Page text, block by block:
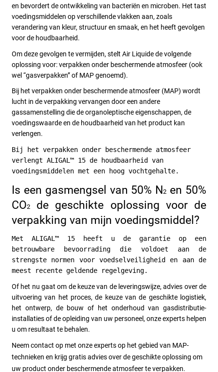
en bevordert de ontwikkeling van bacteriën en microben. Het tast
voedingsmiddelen op verschillende vlakken aan, zoals
verandering van kleur, structuur en smaak, en het heeft gevolgen
voor de houdbaarheid.
Om deze gevolgen te vermijden, stelt Air Liquide de volgende
oplossing voor: verpakken onder beschermende atmosfeer (ook
wel “gasverpakken” of MAP genoemd).
Bij het verpakken onder beschermende atmosfeer (MAP) wordt
lucht in de verpakking vervangen door een andere
gassamenstelling die de organoleptische eigenschappen, de
voedingswaarde en de houdbaarheid van het product kan
verlengen.
Bij het verpakken onder beschermende atmosfeer
verlengt ALIGAL™ 15 de houdbaarheid van
voedingsmiddelen met een hoog vochtgehalte.
Is een gasmengsel van 50% N2 en 50%
CO2
de geschikte oplossing voor de
verpakking van mijn voedingsmiddel?
Met ALIGAL™ 15 heeft u de garantie op een
betrouwbare bevoorrading die voldoet aan de
strengste normen voor voedselveiligheid en aan de
meest recente geldende regelgeving.
Of het nu gaat om de keuze van de leveringswijze, advies over de
uitvoering van het proces, de keuze van de geschikte logistiek,
het ontwerp, de bouw of het onderhoud van gasdistributie-
installaties of de opleiding van uw personeel, onze experts helpen
u om resultaat te behalen.
Neem contact op met onze experts op het gebied van MAP-
technieken en krijg gratis advies over de geschikte oplossing om
uw product onder beschermende atmosfeer te verpakken.